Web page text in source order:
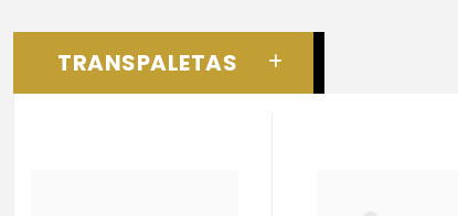
TRANSPALETAS